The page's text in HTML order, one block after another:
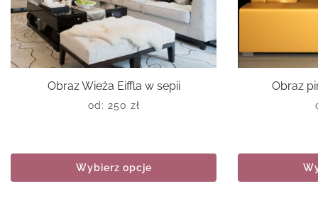
Obraz Wieża Eiffla w sepii
od: 250 zł
Wybierz opcje
Obraz